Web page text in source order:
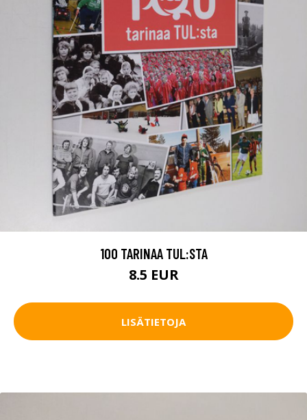
100 TARINAA TUL:STA
8.5 EUR
LISÄTIETOJA